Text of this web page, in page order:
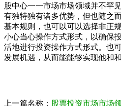
股中心一一市场市场领域并不罕
有独特独有诸多优势，但也随之
基本规则，也可以可以选择非正
小心当心操作方式形式，以确保
活地进行投资操作方式形式。也
发展机遇，从而能能够实现他和
上一篇名称： 股票投资市场市场